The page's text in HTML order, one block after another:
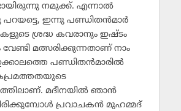
നമുക്ക്. എന്നാല്‍
ഇന്നു പണ്ഡിതന്‍മാര്‍
ശ്രദ്ധ കവരാനും ഇഷ്ടം
വേണ്ടി മത്സരിക്കുന്നതാണ് നാം
പണ്ഡിതന്‍മാരില്‍
മദീനയില്‍ ഞാന്‍
പ്രവാചകന്‍ മുഹമ്മദ്